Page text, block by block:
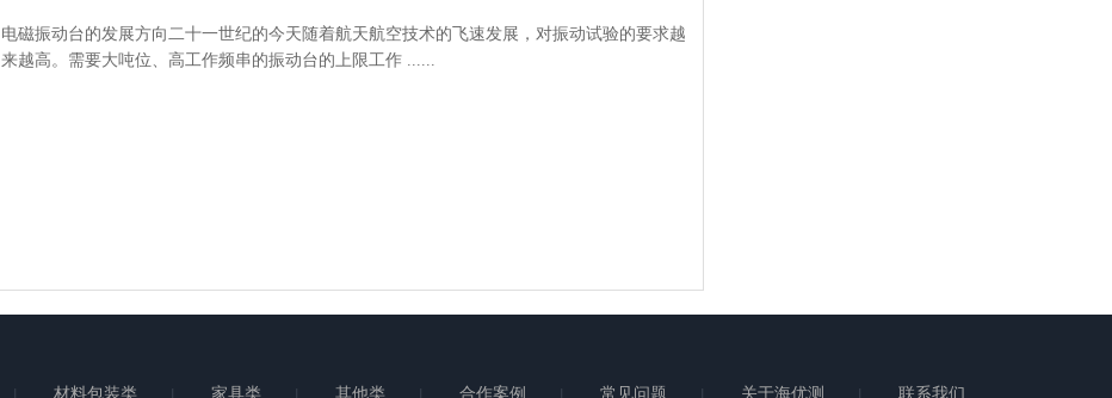
电磁振动台的发展方向二十一世纪的今天随着航天航空技术的飞速发展，对振动试验的要求越
来越高。需要大吨位、高工作频串的振动台的上限工作 ......
材料包装类 家具类 其他类 合作案例 常见问题 关于海优测 联系我们